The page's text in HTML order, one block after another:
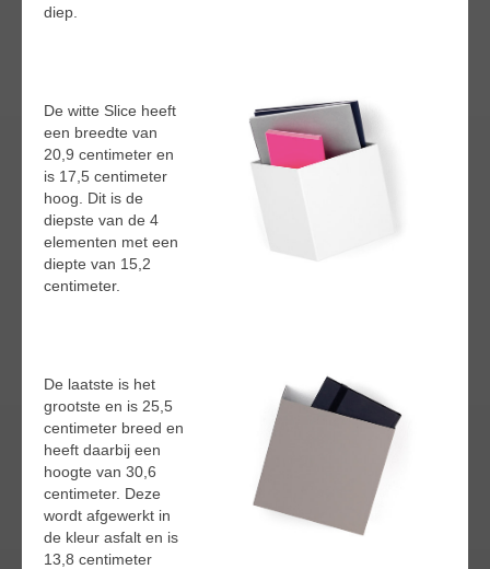
diep.
De witte Slice heeft
een breedte van
20,9 centimeter en
is 17,5 centimeter
hoog. Dit is de
diepste van de 4
elementen met een
diepte van 15,2
centimeter.
De laatste is het
grootste en is 25,5
centimeter breed en
heeft daarbij een
hoogte van 30,6
centimeter. Deze
wordt afgewerkt in
de kleur asfalt en is
13,8 centimeter